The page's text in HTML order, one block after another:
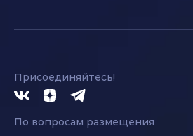
Присоединяйтесь!
По вопросам размещения